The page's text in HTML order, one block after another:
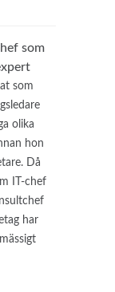
som
som
olika
hon
Då
IT-chef
har